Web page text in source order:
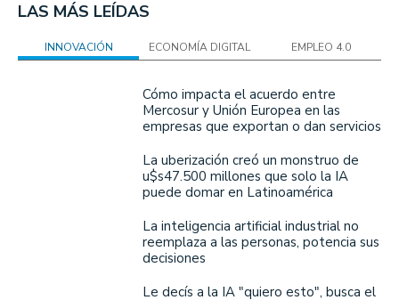
LAS MÁS LEÍDAS
INNOVACIÓN ECONOMÍA DIGITAL EMPLEO 4.0
Cómo impacta el acuerdo entre
Mercosur y Unión Europea en las
empresas que exportan o dan servicios
La uberización creó un monstruo de
u$s47.500 millones que solo la IA
puede domar en Latinoamérica
La inteligencia artificial industrial no
reemplaza a las personas, potencia sus
decisiones
Le decís a la IA "quiero esto", busca el